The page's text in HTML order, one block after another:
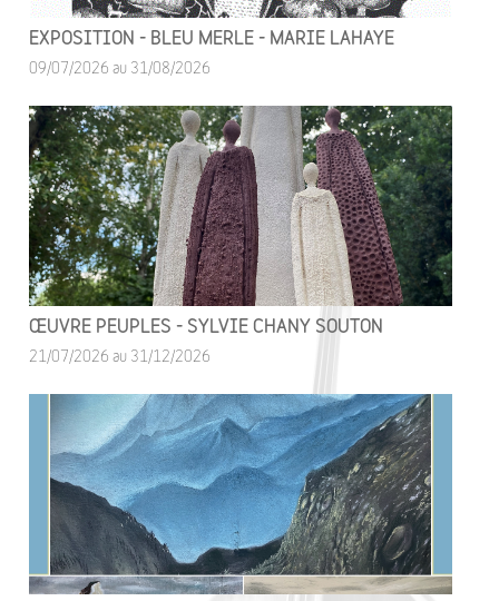
EXPOSITION - BLEU MERLE - MARIE LAHAYE
09/07/2026 au 31/08/2026
ŒUVRE PEUPLES - SYLVIE CHANY SOUTON
21/07/2026 au 31/12/2026